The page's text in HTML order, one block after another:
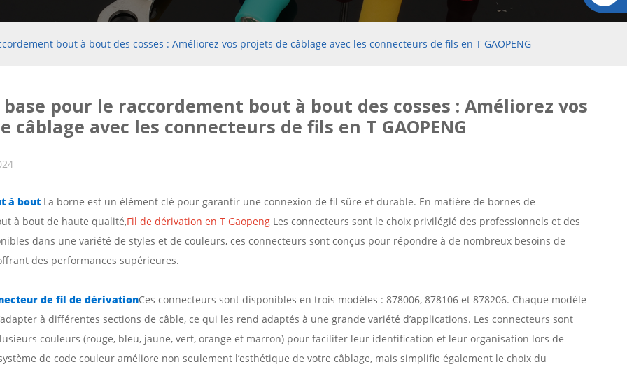
bout à bout des cosses : Améliorez vos projets de câblage avec les connecteurs de fils en T GAOPENG
base pour le raccordement bout à bout des cosses : Améliorez vos
câblage avec les connecteurs de fils en T GAOPENG
à boutLa borne est un élément clé pour garantir une connexion de fil sûre et durable. En matière de bornes de
à bout de haute qualité,Fil de dérivation en T Gaopeng Les connecteurs sont le choix privilégié des professionnels et des
dans une variété de styles et de couleurs, ces connecteurs sont conçus pour répondre à de nombreux besoins de
des performances supérieures.
de fil de dérivationCes connecteurs sont disponibles en trois modèles : 878006, 878106 et 878206. Chaque modèle
à différentes sections de câble, ce qui les rend adaptés à une grande variété d’applications. Les connecteurs sont
couleurs (rouge, bleu, jaune, vert, orange et marron) pour faciliter leur identification et leur organisation lors de
de code couleur améliore non seulement l’esthétique de votre câblage, mais simplifie également le choix du